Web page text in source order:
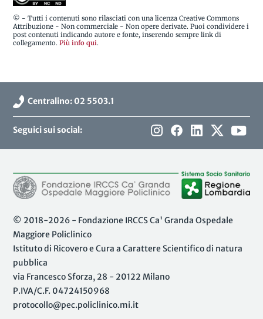
© - Tutti i contenuti sono rilasciati con una licenza Creative Commons
Attribuzione - Non commerciale - Non opere derivate. Puoi condividere i
post contenuti indicando autore e fonte, inserendo sempre link di
collegamento.Più info qui.
Centralino: 02 5503.1
Seguici sui social:
© 2018-2026 - Fondazione IRCCS Ca' Granda Ospedale
Maggiore Policlinico
Istituto di Ricovero e Cura a Carattere Scientifico di natura
pubblica
via Francesco Sforza, 28 - 20122 Milano
P.IVA/C.F. 04724150968
protocollo@pec.policlinico.mi.it